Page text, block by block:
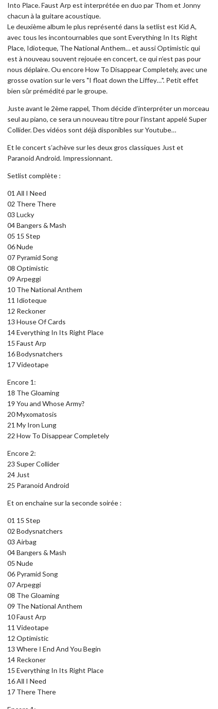
Into Place. Faust Arp est interprétée en duo par Thom et Jonny
chacun à la guitare acoustique.
Le deuxième album le plus représenté dans la setlist est Kid A,
avec tous les incontournables que sont Everything In Its Right
Place, Idioteque, The National Anthem… et aussi Optimistic qui
est à nouveau souvent rejouée en concert, ce qui n’est pas pour
nous déplaire. Ou encore How To Disappear Completely, avec une
grosse ovation sur le vers "I float down the Liffey…". Petit effet
bien sûr prémédité par le groupe.
Juste avant le 2ème rappel, Thom décide d’interpréter un morceau
seul au piano, ce sera un nouveau titre pour l’instant appelé Super
Collider. Des vidéos sont déjà disponibles sur Youtube…
Et le concert s’achève sur les deux gros classiques Just et
Paranoid Android. Impressionnant.
Setlist complète :
01 All I Need
02 There There
03 Lucky
04 Bangers & Mash
05 15 Step
06 Nude
07 Pyramid Song
08 Optimistic
09 Arpeggi
10 The National Anthem
11 Idioteque
12 Reckoner
13 House Of Cards
14 Everything In Its Right Place
15 Faust Arp
16 Bodysnatchers
17 Videotape
Encore 1:
18 The Gloaming
19 You and Whose Army?
20 Myxomatosis
21 My Iron Lung
22 How To Disappear Completely
Encore 2:
23 Super Collider
24 Just
25 Paranoid Android
Et on enchaine sur la seconde soirée :
01 15 Step
02 Bodysnatchers
03 Airbag
04 Bangers & Mash
05 Nude
06 Pyramid Song
07 Arpeggi
08 The Gloaming
09 The National Anthem
10 Faust Arp
11 Videotape
12 Optimistic
13 Where I End And You Begin
14 Reckoner
15 Everything In Its Right Place
16 All I Need
17 There There